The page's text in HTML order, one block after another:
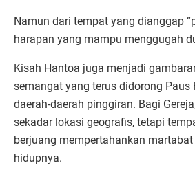
Namun dari tempat yang dianggap
harapan yang mampu menggugah
Kisah Hantoa juga menjadi
semangat yang terus didorong Paus
daerah-daerah pinggiran. Bagi
sekadar lokasi geografis, tetapi
berjuang mempertahankan
hidupnya.